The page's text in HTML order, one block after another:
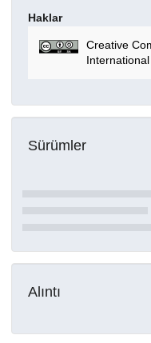
Haklar
Creative
International
Sürümler
Alıntı